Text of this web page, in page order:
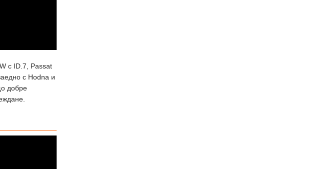
с ID.7, Passat
с Hodna и
добре